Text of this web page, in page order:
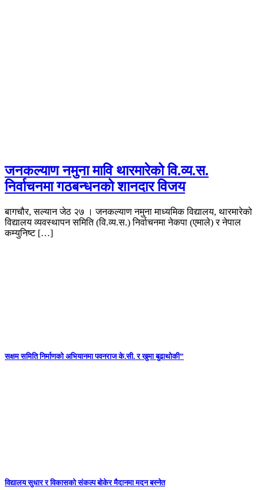
जनकल्याण नमुना मावि थारमारेको वि.व्य.स.
निर्वाचनमा गठबन्धनको शानदार विजय
बागचौर, सल्यान जेठ २७ । जनकल्याण नमुना माध्यमिक विद्यालय, थारमारेको
विद्यालय व्यवस्थापन समिति (वि.व्य.स.) निर्वाचनमा नेकपा (एमाले) र नेपाल
कम्युनिष्ट […]
सक्षम समिति निर्माणको अभियानमा पवनराज के.सी. र खुमा बुढाथोकी”
विद्यालय सुधार र विकासको संकल्प बोकेर मैदानमा मदन बस्नेत